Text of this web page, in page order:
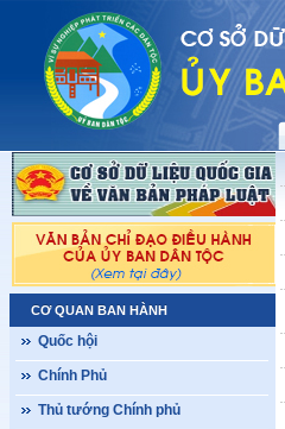
CƠ QUAN BAN HÀNH
Quốc hội
Chính Phủ
Thủ tướng Chính phủ